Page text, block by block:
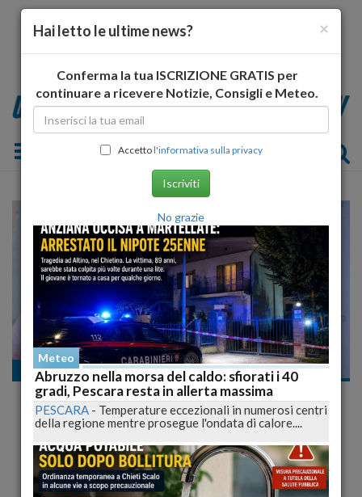
Toggle navigation
Cronaca nazionale
Scontrini Pazzi: 50 Euro per un Caffè e
un'Orzata a Porto Cervo [VIDEO]
×
Hai letto le ultime news?
Conferma la tua ISCRIZIONE GRATIS per
continuare a ricevere Notizie, Consigli e Meteo.
Accettol'informativa sulla privacy
Iscriviti
No grazie
Meteo
Abruzzo nella morsa del caldo: sfiorati i 40
gradi, Pescara resta in allerta massima
PESCARA - Temperature eccezionali in numerosi centri
della regione mentre prosegue l'ondata di calore....